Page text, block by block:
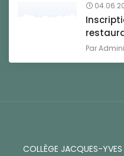
Par
COLLÈGE JACQUES-